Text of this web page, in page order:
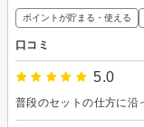
ポイントが貯まる・使える
口コミ
5.0